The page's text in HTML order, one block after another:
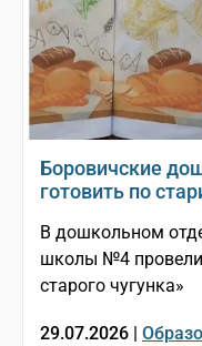
Боровичские
готовить по
В дошкольном
школы №4 провели
старого чугунка»
29.07.2026 |